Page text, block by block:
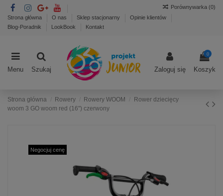
Strona główna O nas Sklep stacjonarny
Opinie klientów
Blog-Poradnik
LookBook Kontakt
Porównywarka (0)
Menu Szukaj Zaloguj się
0
Koszyk
Strona główna Rowery Rowery WOOM
Rower dziecięcy
woom 3 GO woom red (16") czerwony
Negocjuj cenę